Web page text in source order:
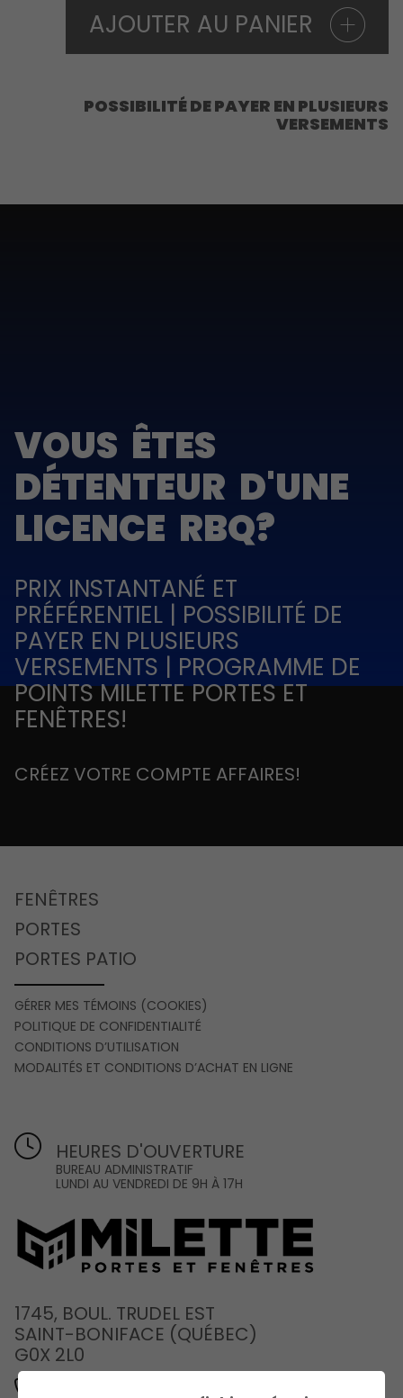
AJOUTER AU PANIER
POSSIBILITÉ DE PAYER EN PLUSIEURS
VERSEMENTS
VOUS ÊTES
DÉTENTEUR D'UNE
LICENCE RBQ?
PRIX INSTANTANÉ ET
PRÉFÉRENTIEL | POSSIBILITÉ DE
PAYER EN PLUSIEURS
VERSEMENTS | PROGRAMME DE
POINTS MILETTE PORTES ET
FENÊTRES!
CRÉEZ VOTRE COMPTE AFFAIRES!
FENÊTRES
PORTES
PORTES PATIO
GÉRER MES TÉMOINS (COOKIES)
POLITIQUE DE CONFIDENTIALITÉ
CONDITIONS D’UTILISATION
MODALITÉS ET CONDITIONS D’ACHAT EN LIGNE
HEURES D'OUVERTURE
BUREAU ADMINISTRATIF
LUNDI AU VENDREDI DE 9H À 17H
1745, BOUL. TRUDEL EST
SAINT-BONIFACE (QUÉBEC)
G0X 2L0